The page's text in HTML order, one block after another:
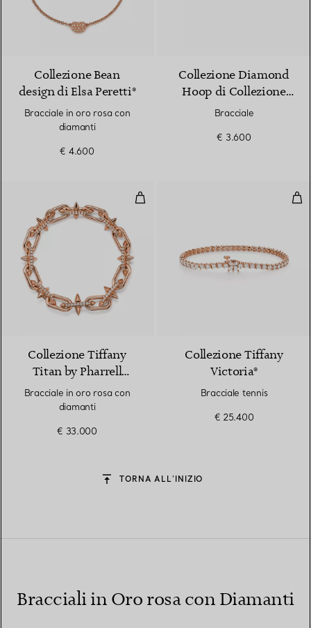
Collezione Bean
design di Elsa Peretti®
Bracciale in oro rosa con
diamanti
€ 4.600
Collezione Diamond
Hoop di Collezione
Elsa Peretti®
Bracciale
€ 3.600
Bracciale in oro rosa con
Collezione Tiffany
Titan by Pharrell
Williams
Bracciale in oro rosa con
diamanti
€ 33.000
Collezione Tiffany
Victoria®
Bracciale tennis
€ 25.400
TORNA ALL’INIZIO
Bracciali in Oro rosa con Diamanti